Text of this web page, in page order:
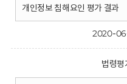
개인정보 침해요인 평가 결과
2020-
법령평